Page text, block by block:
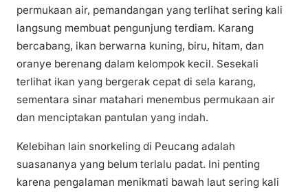
permukaan air, pemandangan yang terlihat sering kali
langsung membuat pengunjung terdiam. Karang
bercabang, ikan berwarna kuning, biru, hitam, dan
oranye berenang dalam kelompok kecil. Sesekali
terlihat ikan yang bergerak cepat di sela karang,
sementara sinar matahari menembus permukaan air
dan menciptakan pantulan yang indah.
Kelebihan lain snorkeling di Peucang adalah
suasananya yang belum terlalu padat. Ini penting
karena pengalaman menikmati bawah laut sering kali